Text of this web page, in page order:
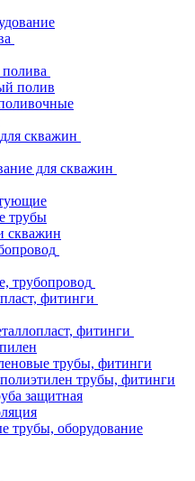
полив
скважин
для скважин
трубы
скважин
трубопровод
фитинги
фитинги
трубы, фитинги
трубы, фитинги
защитная
трубы, оборудование